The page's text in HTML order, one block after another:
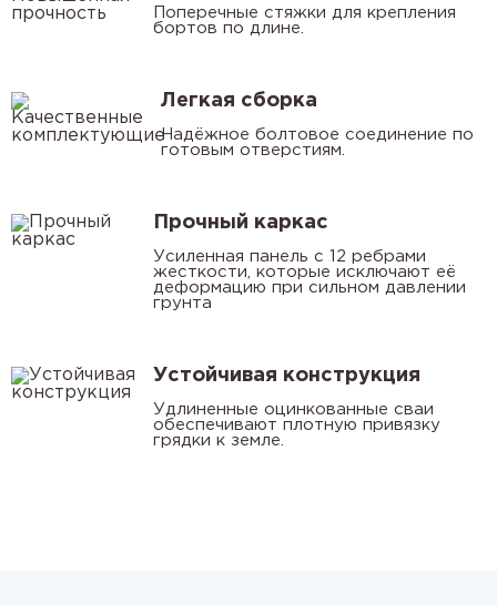
Поперечные стяжки для крепления
бортов по длине.
Легкая сборка
Надёжное болтовое соединение по
готовым отверстиям.
Прочный каркас
Усиленная панель с 12 ребрами
жесткости, которые исключают её
деформацию при сильном давлении
грунта
Устойчивая конструкция
Удлиненные оцинкованные сваи
обеспечивают плотную привязку
грядки к земле.